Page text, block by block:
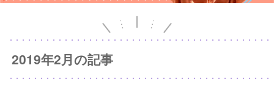
2019年2月の記事